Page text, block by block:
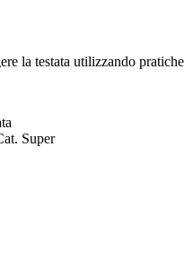
la testata utilizzando pratiche
Super